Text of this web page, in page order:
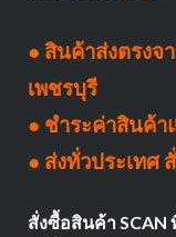
● สินค้าส่งตรงจ
เพชรบุรี
● ชำระค่าสินค้า
● ส่งทั่วประเทศ
สั่งซื้อสินค้า SCAN